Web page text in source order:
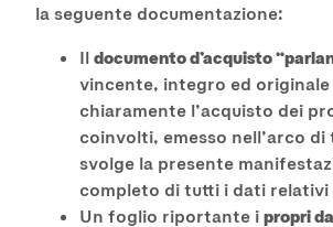
la seguente documentazione:
Il documento d’acquisto
vincente, integro ed
chiaramente l’acquisto dei
coinvolti, emesso nell’arco di
svolge la presente
completo di tutti i dati relativi
Un foglio riportante i propri